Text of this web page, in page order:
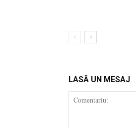
LASĂ UN MESAJ